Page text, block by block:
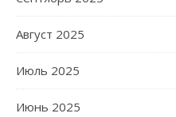
Август 2025
Июль 2025
Июнь 2025